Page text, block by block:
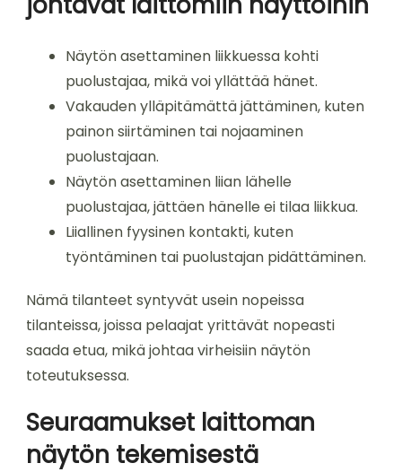
Näytön asettaminen liikkuessa kohti
puolustajaa, mikä voi yllättää hänet.
Vakauden ylläpitämättä jättäminen, kuten
painon siirtäminen tai nojaaminen
puolustajaan.
Näytön asettaminen liian lähelle
puolustajaa, jättäen hänelle ei tilaa liikkua.
Liiallinen fyysinen kontakti, kuten
työntäminen tai puolustajan pidättäminen.
Nämä tilanteet syntyvät usein nopeissa
tilanteissa, joissa pelaajat yrittävät nopeasti
saada etua, mikä johtaa virheisiin näytön
toteutuksessa.
Seuraamukset laittoman
näytön tekemisestä